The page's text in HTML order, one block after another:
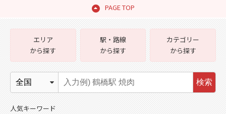
PAGE TOP
エリア
から探す
駅・路線
から探す
カテゴリー
から探す
検索
人気キーワード